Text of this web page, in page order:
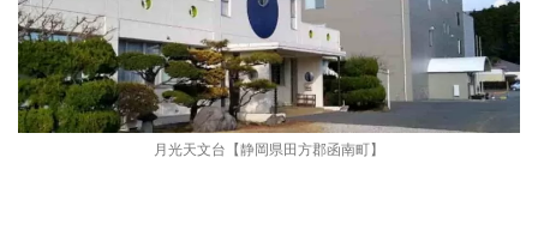
月光天文台【静岡県田方郡函南町】